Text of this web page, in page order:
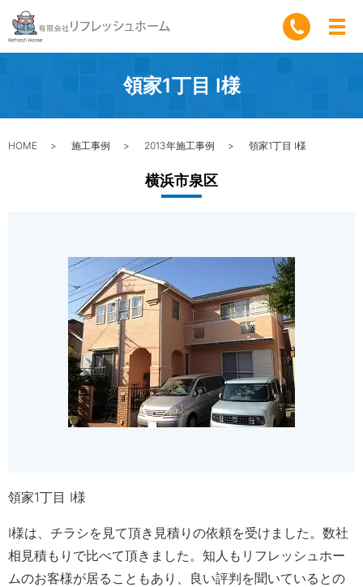
領家1丁目 I様
HOME 施工事例 2013年施工事例 領家1丁目 I様
横浜市泉区
領家1丁目 I様
I様は、チラシを見て頂き見積りの依頼を受けました。数社
相見積もりで比べて頂きました。知人もリフレッシュホー
ムのお客様が居ることもあり、良い評判を聞いているとの